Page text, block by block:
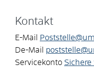
Kontakt
E-Mail
De-Mail
Servicekonto